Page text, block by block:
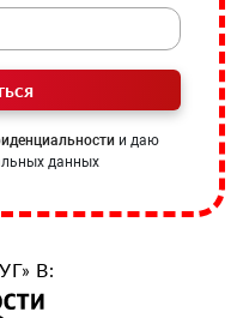
и даю
данных
В: